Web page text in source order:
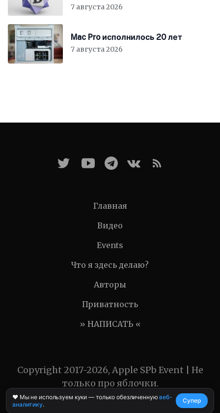
7 августа 2026
Mac Pro исполнилось 20 лет
7 августа 2026
Главная
Видео
Events
Что я здесь делаю?
Авторы
Приватность
» НАПИСАТЬ «
Copyright 2017-2026, Apple SPb Event | Не
только про яблочки.
❤️ Мы не используем куки — только обезличеннуювеб-
аналитику.
Супер